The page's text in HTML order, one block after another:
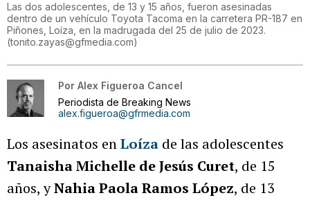
Las dos adolescentes, de 13 y 15 años, fueron asesinadas
dentro de un vehículo Toyota Tacoma en la carretera PR-187 en
Piñones, Loíza, en la madrugada del 25 de julio de 2023.
(tonito.zayas@gfmedia.com)
Por Alex Figueroa Cancel
Periodista de Breaking News
alex.figueroa@gfrmedia.com
Los asesinatos enLoíza de las adolescentes
Tanaisha Michelle de Jesús Curet, de 15
años, yNahia Paola Ramos López, de 13